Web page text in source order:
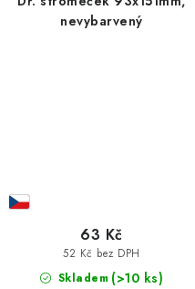
nevybarvený
Skladem (>10 ks)
52 Kč bez DPH
63 Kč